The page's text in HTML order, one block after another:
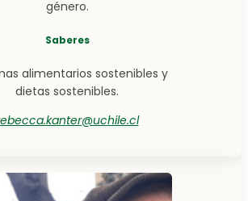
género.
Saberes
alimentarios sostenibles y
dietas sostenibles.